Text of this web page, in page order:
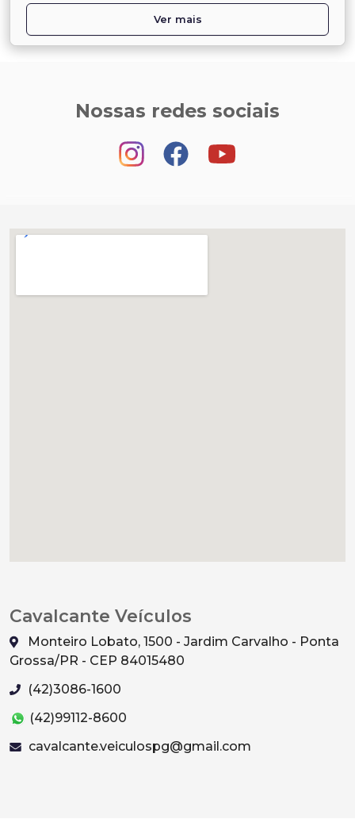
Ver mais
Nossas redes sociais
Cavalcante Veículos
Monteiro Lobato, 1500 - Jardim Carvalho - Ponta
Grossa/PR - CEP 84015480
(42)3086-1600
(42)99112-8600
cavalcante.veiculospg@gmail.com